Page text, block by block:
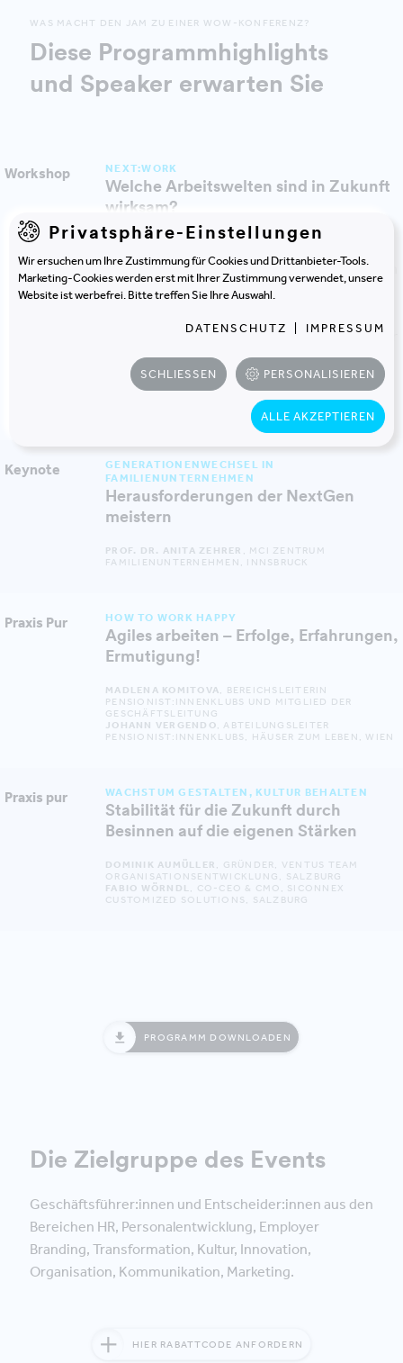
WAS MACHT DEN JAM ZU EINER WOW-KONFERENZ?
Diese Programmhighlights
und Speaker erwarten Sie
Workshop NEXT:WORK
Welche Arbeitswelten sind in Zukunft
wirksam?
Gemeinsam setzen wir uns ganzheitlich mit
unterschiedlichen Visionen von Arbeitswelten
auseinander, erkunden Zusammenhänge
organisatorischer, technischer und räumlicher
Ebene.
Keynote
GENERATIONENWECHSEL IN
FAMILIENUNTERNEHMEN
Herausforderungen der NextGen
meistern
PROF. DR. ANITA ZEHRER
, MCI ZENTRUM
FAMILIENUNTERNEHMEN, INNSBRUCK
Praxis Pur HOW TO WORK HAPPY
Agiles arbeiten – Erfolge, Erfahrungen,
Ermutigung!
MADLENA KOMITOVA , BEREICHSLEITERIN
PENSIONIST:INNENKLUBS UND MITGLIED DER
GESCHÄFTSLEITUNG
JOHANN VERGENDO , ABTEILUNGSLEITER
PENSIONIST:INNENKLUBS, HÄUSER ZUM LEBEN, WIEN
Praxis pur WACHSTUM GESTALTEN, KULTUR BEHALTEN
Stabilität für die Zukunft durch
Besinnen auf die eigenen Stärken
DOMINIK AUMÜLLER
, GRÜNDER, VENTUS TEAM
ORGANISATIONSENTWICKLUNG, SALZBURG
FABIO WÖRNDL
, CO-CEO & CMO, SICONNEX
CUSTOMIZED SOLUTIONS, SALZBURG
PROGRAMM DOWNLOADEN
Die Zielgruppe des Events
Geschäftsführer:innen und Entscheider:innen aus den
Bereichen HR, Personalentwicklung, Employer
Branding, Transformation, Kultur, Innovation,
Organisation, Kommunikation, Marketing.
HIER RABATTCODE ANFORDERN
Privatsphäre-Einstellungen
Wir ersuchen um Ihre Zustimmung für Cookies und Drittanbieter-Tools.
Marketing-Cookies werden erst mit Ihrer Zustimmung verwendet, unsere
Website ist werbefrei. Bitte treffen Sie Ihre Auswahl.
DATENSCHUTZ IMPRESSUM
SCHLIESSEN PERSONALISIEREN
ALLE AKZEPTIEREN